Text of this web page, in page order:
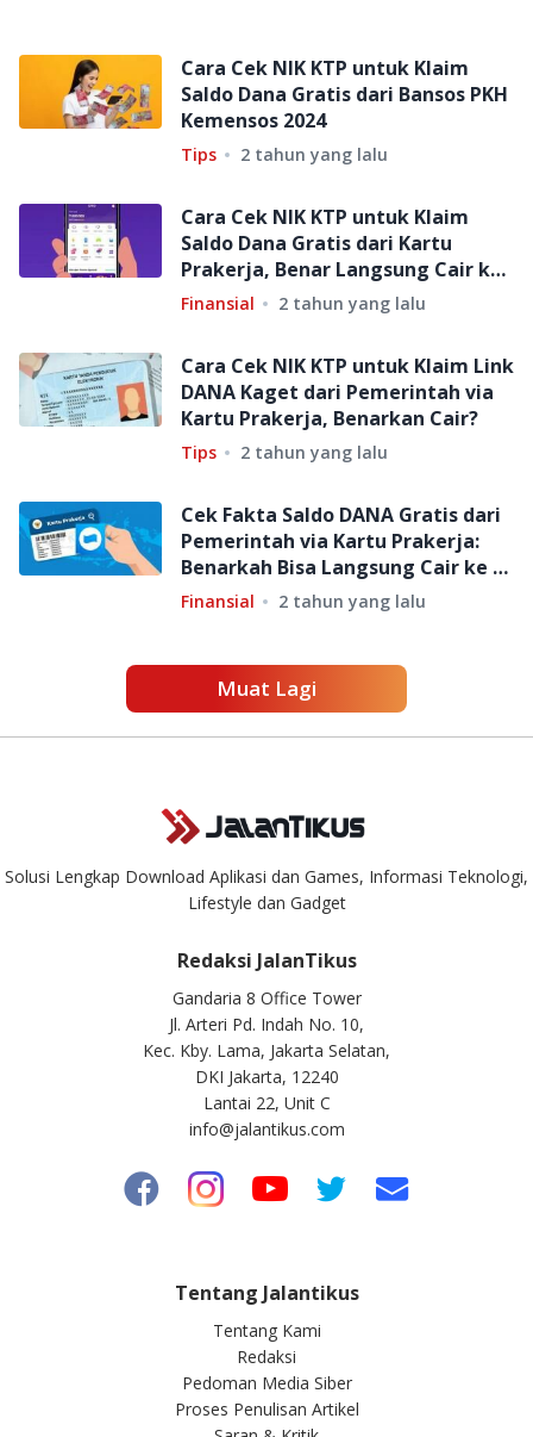
Cara Cek NIK KTP untuk Klaim
Saldo Dana Gratis dari Bansos PKH
Kemensos 2024
Tips 2 tahun yang lalu
Cara Cek NIK KTP untuk Klaim
Saldo Dana Gratis dari Kartu
Prakerja, Benar Langsung Cair ke
Akun OVO?
Finansial 2 tahun yang lalu
Cara Cek NIK KTP untuk Klaim Link
DANA Kaget dari Pemerintah via
Kartu Prakerja, Benarkan Cair?
Tips 2 tahun yang lalu
Cek Fakta Saldo DANA Gratis dari
Pemerintah via Kartu Prakerja:
Benarkah Bisa Langsung Cair ke E-
Wallet?
Finansial 2 tahun yang lalu
Muat Lagi
Solusi Lengkap Download Aplikasi dan Games, Informasi Teknologi,
Lifestyle dan Gadget
Redaksi JalanTikus
Gandaria 8 Office Tower
Jl. Arteri Pd. Indah No. 10,
Kec. Kby. Lama, Jakarta Selatan,
DKI Jakarta, 12240
Lantai 22, Unit C
info@jalantikus.com
Tentang Jalantikus
Tentang Kami
Redaksi
Pedoman Media Siber
Proses Penulisan Artikel